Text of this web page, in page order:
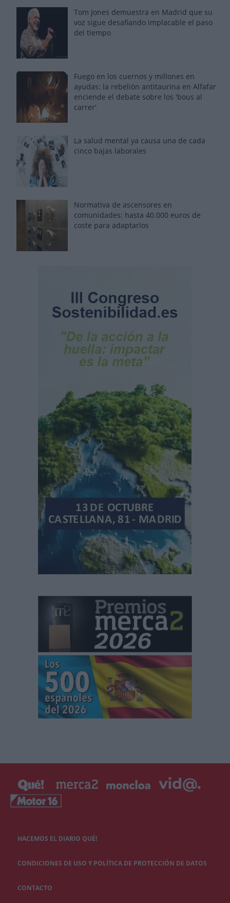
Tom Jones demuestra en Madrid que su
voz sigue desafiando implacable el paso
del tiempo
Fuego en los cuernos y millones en
ayudas: la rebelión antitaurina en Alfafar
enciende el debate sobre los 'bous al
carrer'
La salud mental ya causa una de cada
cinco bajas laborales
Normativa de ascensores en
comunidades: hasta 40.000 euros de
coste para adaptarlos
HACEMOS EL DIARIO QUÉ!
CONDICIONES DE USO Y POLÍTICA DE PROTECCIÓN DE DATOS
CONTACTO